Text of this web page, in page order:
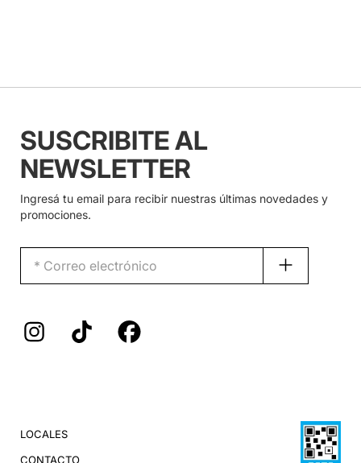
SUSCRIBITE AL
NEWSLETTER
Ingresá tu email para recibir nuestras últimas novedades y
promociones.
LOCALES
CONTACTO